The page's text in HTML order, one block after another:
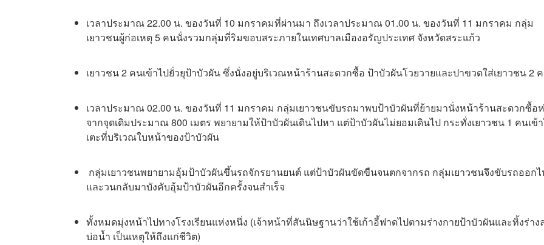
เวลาประมาณ 22.00 น. ของวันที่ 10 มกราคมที่ผ่านมา ถึงเวลาประมาณ 01.00 น. ของวันที่ 11 มกราคม กลุ่ม
เยาวชนผู้ก่อเหตุ 5 คนนั่งรวมกลุ่มที่ริมขอบสระภายในเทศบาลเมืองอรัญประเทศ จังหวัดสระแก้ว
เยาวชน 2 คนเข้าไปยั่วยุป้าบัวผัน ซึ่งนั่งอยู่บริเวณหน้าร้านสะดวกซื้อ ป้าบัวผันโวยวายและปาขวดใส่เยาวชน 2
เวลาประมาณ 02.00 น. ของวันที่ 11 มกราคม กลุ่มเยาวชนขับรถมาพบป้าบัวผันที่ย้ายมานั่งหน้าร้านสะดวกซื้อ
จากจุดเดิมประมาณ 800 เมตร พยายามให้ป้าบัวผันเดินไปหา แต่ป้าบัวผันไม่ยอมเดินไป กระทั่งเยาวชน 1 คนเข้
เตะที่บริเวณใบหน้าของป้าบัวผัน
กลุ่มเยาวชนพยายามอุ้มป้าบัวผันขึ้นรถจักรยานยนต์ แต่ป้าบัวผันขัดขืนจนตกจากรถ กลุ่มเยาวชนจึงขับรถออก
และวนกลับมาบังคับอุ้มป้าบัวผันอีกครั้งจนสำเร็จ
ทั้งหมดมุ่งหน้าไปทางโรงเรียนแห่งหนึ่ง (เจ้าหน้าที่สันนิษฐานว่าใช้เก้าอี้ฟาดไปตามร่างกายป้าบัวผันและทิ้งร่าง
บ่อน้ำ เป็นเหตุให้ถึงแก่ชีวิต)